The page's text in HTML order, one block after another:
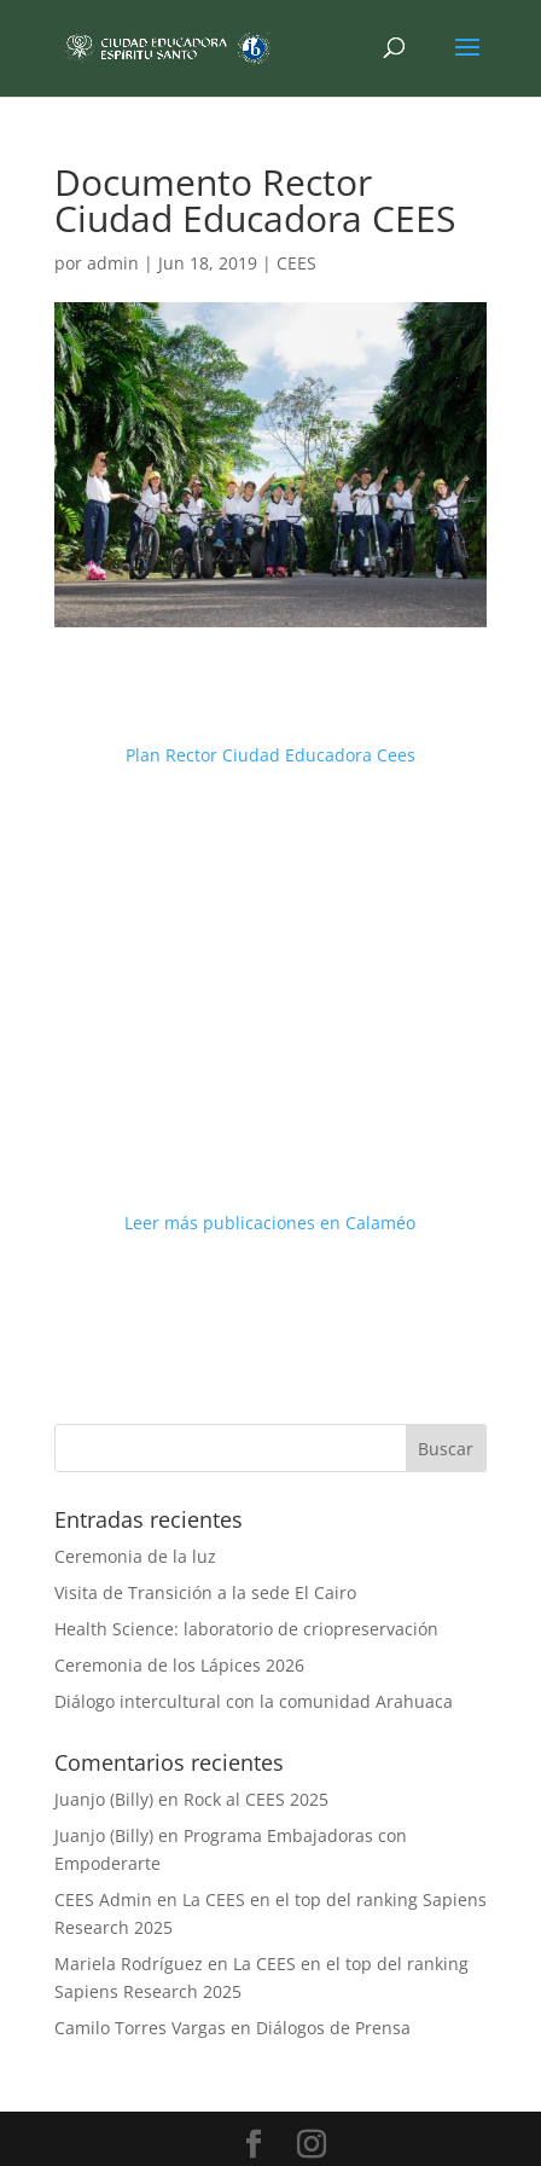
Documento Rector
Ciudad Educadora CEES
por admin | Jun 18, 2019| CEES
Plan Rector Ciudad Educadora Cees
Leer más publicaciones en Calaméo
Entradas recientes
Ceremonia de la luz
Visita de Transición a la sede El Cairo
Health Science: laboratorio de criopreservación
Ceremonia de los Lápices 2026
Diálogo intercultural con la comunidad Arahuaca
Comentarios recientes
Juanjo (Billy)en Rock al CEES 2025
Juanjo (Billy)en Programa Embajadoras con
Empoderarte
CEES Admin en La CEES en el top del ranking Sapiens
Research 2025
Mariela Rodríguez en La CEES en el top del ranking
Sapiens Research 2025
Camilo Torres Vargas en Diálogos de Prensa